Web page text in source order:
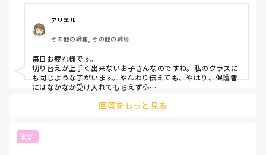
このまま成長を見守るしかないのでしょうか？
アリエル
その他の職種, その他の職場
毎日お疲れ様です。
切り替えが上手く出来ないお子さんなのですね。私のクラスに
も同じような子がいます。やんわり伝えても、やはり、保護者
にはなかなか受け入れてもらえず💦
色々な園を巡回している発達心理士の先生にみてもらったり、
たなど、前向きの表現の中にも個別配慮が必要という事を伝え
ました。また、お家での様子を聞いて、何か困っている事がで
回答をもっと見る
遊び